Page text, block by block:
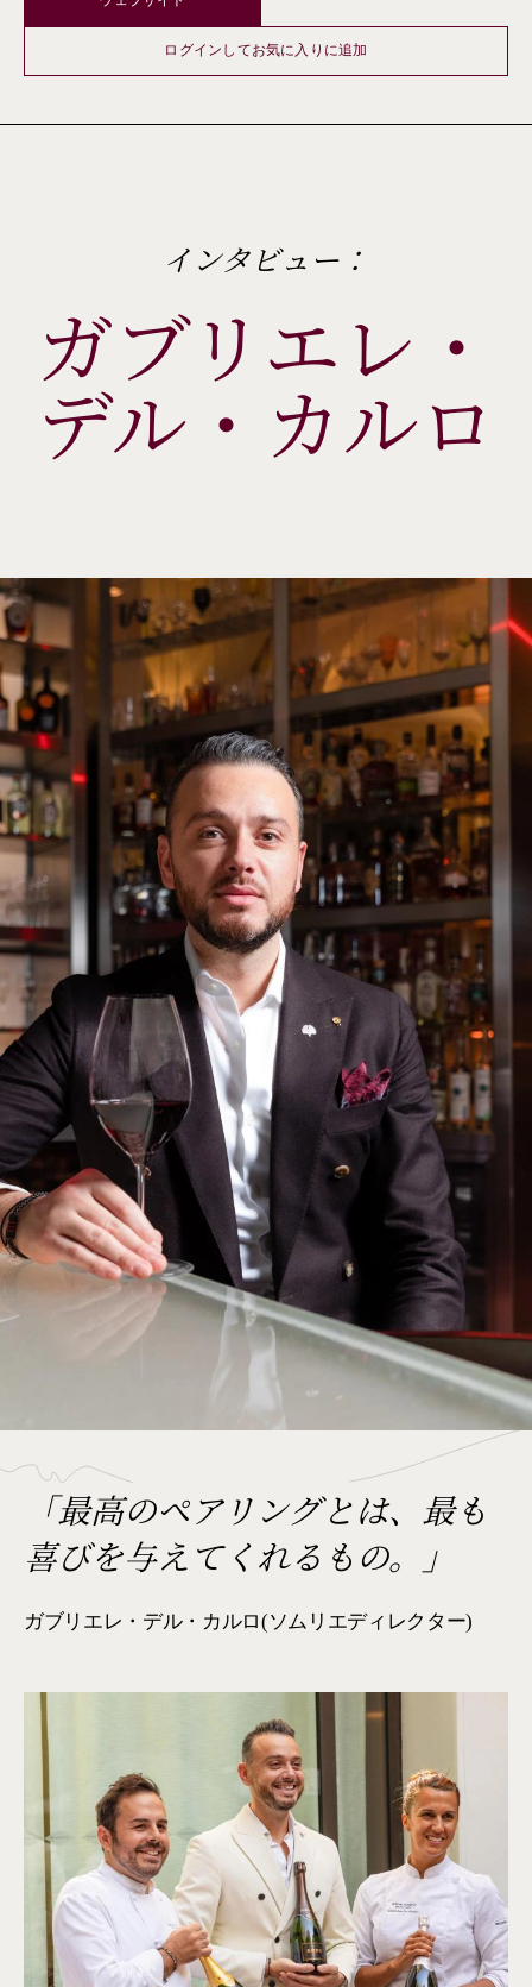
ログインしてお気に入りに追加
インタビュー：
ガブリエレ・
デル・カルロ
「最高のペアリングとは、最も
喜びを与えてくれるもの。」
ガブリエレ・デル・カルロ(ソムリエディレクター)